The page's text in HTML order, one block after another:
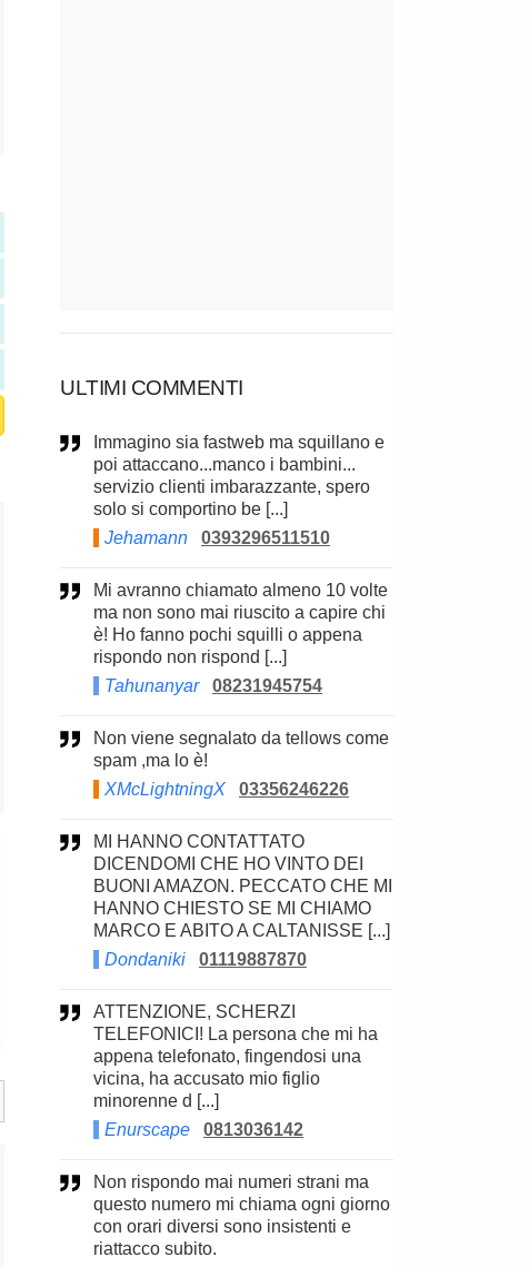
ULTIMI COMMENTI
poi attaccano...manco i bambini...
servizio clienti imbarazzante, spero
solo si comportino be [...]
Jehamann
0393296511510
Mi avranno chiamato almeno 10 volte
ma non sono mai riuscito a capire chi
è! Ho fanno pochi squilli o appena
rispondo non rispond [...]
Tahunanyar
08231945754
Non viene segnalato da tellows come
spam ,ma lo è!
XMcLightningX
03356246226
MI HANNO CONTATTATO
DICENDOMI CHE HO VINTO DEI
BUONI AMAZON. PECCATO CHE MI
HANNO CHIESTO SE MI CHIAMO
MARCO E ABITO A CALTANISSE [...]
Dondaniki
01119887870
ATTENZIONE, SCHERZI
TELEFONICI! La persona che mi ha
appena telefonato, fingendosi una
vicina, ha accusato mio figlio
minorenne d [...]
Enurscape
0813036142
Non rispondo mai numeri strani ma
questo numero mi chiama ogni giorno
con orari diversi sono insistenti e
riattacco subito.